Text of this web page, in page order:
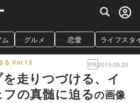
グルメ情報・プレミアムレストラン予約
グルメ 恋愛 ライフスタ
る Vol.12 PR2015.09.20
走りつづける、イ
の真髄に迫るの画像